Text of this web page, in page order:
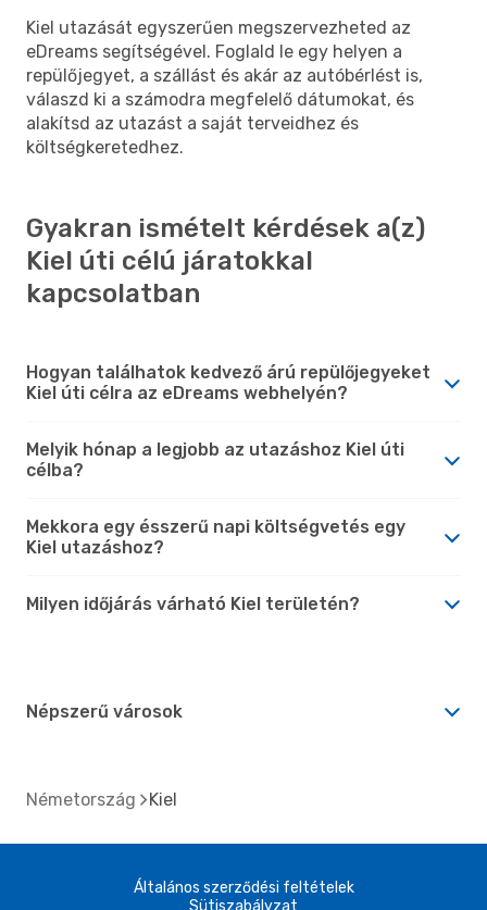
Kiel utazását egyszerűen megszervezheted az
eDreams segítségével. Foglald le egy helyen a
repülőjegyet, a szállást és akár az autóbérlést is,
válaszd ki a számodra megfelelő dátumokat, és
alakítsd az utazást a saját terveidhez és
költségkeretedhez.
Gyakran ismételt kérdések a(z)
Kiel úti célú járatokkal
kapcsolatban
Hogyan találhatok kedvező árú repülőjegyeket
Kiel úti célra az eDreams webhelyén?
Melyik hónap a legjobb az utazáshoz Kiel úti
célba?
Mekkora egy ésszerű napi költségvetés egy
Kiel utazáshoz?
Milyen időjárás várható Kiel területén?
Népszerű városok
Németország Kiel
Általános szerződési feltételek
Sütiszabályzat